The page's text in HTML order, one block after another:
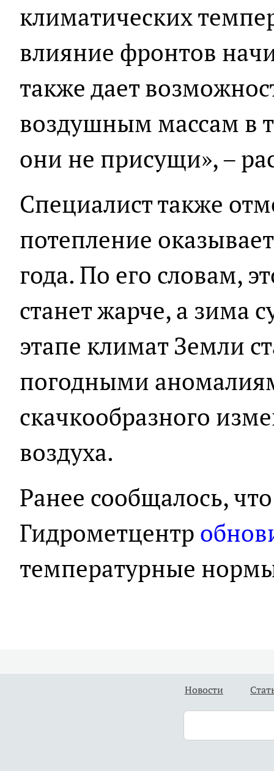
климатических
влияние фронтов
также дает
воздушным массам в
они не присущи», –
Специалист также
потепление
года. По его словам,
станет жарче, а зима
этапе климат Земли
погодными
скачкообразного
воздуха.
Ранее сообщалось,
Гидрометцентр
температурные
Новости